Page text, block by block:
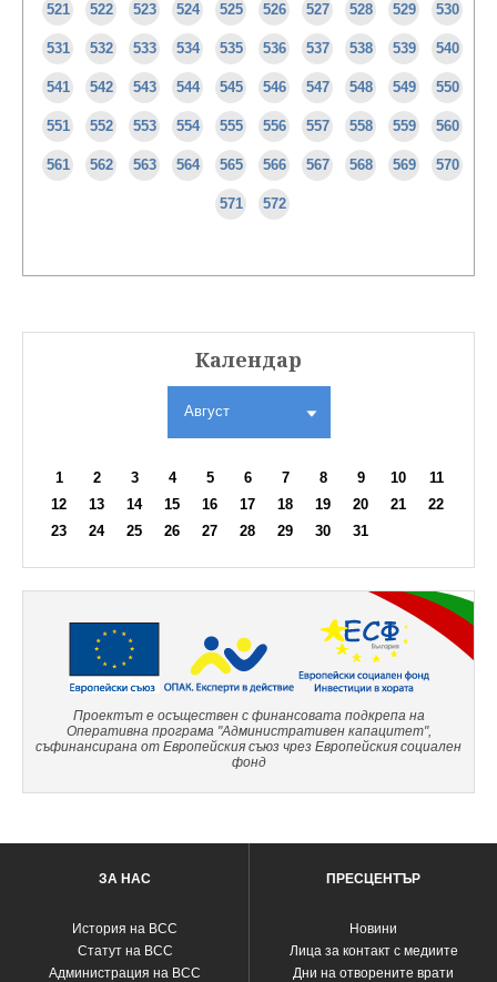
521 522 523 524 525 526 527 528 529 530
531 532 533 534 535 536 537 538 539 540
541 542 543 544 545 546 547 548 549 550
551 552 553 554 555 556 557 558 559 560
561 562 563 564 565 566 567 568 569 570
571 572
Календар
Август
1 2 3 4 5 6 7 8 9 10
11
12
13 14 15 16 17 18 19 20 21
22
23
24 25 26 27 28 29 30 31
Проектът е осъществен с финансовата подкрепа на
Оперативна програма "Административен капацитет",
съфинансирана от Европейския съюз чрез Европейския социален
фонд
ЗА НАС
История на ВСС
Статут на ВСС
Администрация на ВСС
ПРЕСЦЕНТЪР
Новини
Лица за контакт с медиите
Дни на отворените врати